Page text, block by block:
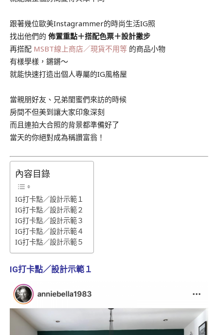
跟著幾位歐美Instagrammer的時尚生活IG照
找出他們的 佈置重點＋搭配色票＋設計撇步
再搭配 MSBT線上商店／現貨不用等 的商品小物
有樣學樣，鏘鏘～
就能快速打造出個人專屬的IG風格屋
當親朋好友、兄弟閨蜜們來訪的時候
房間不但美到讓大家印象深刻
而且連拍大合照的背景都準備好了
當天的你絕對成為稱讚富翁！
內容目錄
IG打卡點／設計示範１
IG打卡點／設計示範２
IG打卡點／設計示範３
IG打卡點／設計示範４
IG打卡點／設計示範５
IG打卡點／設計示範１